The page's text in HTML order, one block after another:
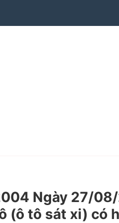
Ngày 27/
(ô tô sát xi) có